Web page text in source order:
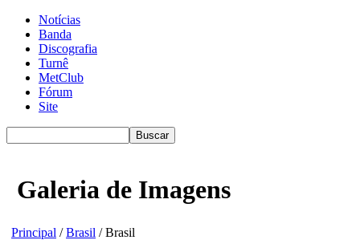
Notícias
Banda
Discografia
Turnê
MetClub
Fórum
Site
Galeria de Imagens
Principal /Brasil / Brasil